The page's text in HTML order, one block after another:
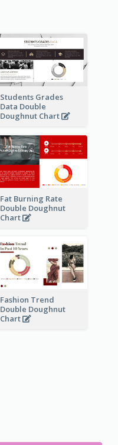
Students Grades
Data Double
Doughnut Chart
Fat Burning Rate
Double Doughnut
Chart
Fashion Trend
Double Doughnut
Chart